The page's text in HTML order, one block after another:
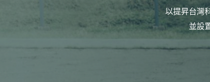
以提昇台灣
並設